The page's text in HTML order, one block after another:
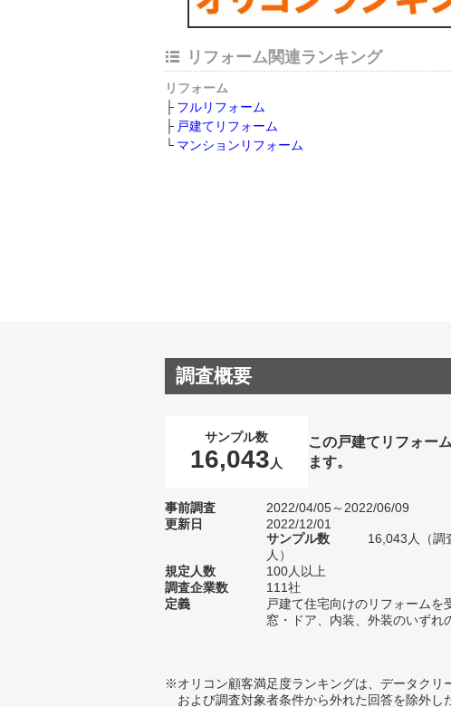
リフォーム関連ランキング
リフォーム
フルリフォーム
戸建てリフォーム
マンションリフォーム
調査概要
サンプル数
16,043 人
この戸建てリフォー
ます。
事前調査
2022/04/05～2022/06/09
更新日
2022/12/01
サンプル数
16,043人（調
人）
規定人数
100人以上
調査企業数
111社
定義
戸建て住宅向けのリフォームを
窓・ドア、内装、外装のいずれ
※オリコン顧客満足度ランキングは、データクリ
および調査対象者条件から外れた回答を除外し